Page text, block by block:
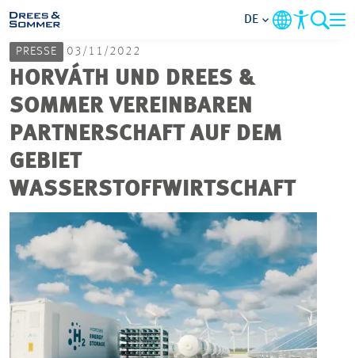
MARKETS
SERVICES
IM FOKUS
KARRIERE
PROJEKTE
KONTAKT
DE
PRESSE 03/11/2022
HORVÁTH UND DREES &
SOMMER VEREINBAREN
PARTNERSCHAFT AUF DEM
GEBIET
WASSERSTOFFWIRTSCHAFT